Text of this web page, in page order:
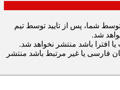
شما، پس از تایید توسط تیم
شد.
افترا باشد منتشر نخواهد شد.
فارسی یا غیر مرتبط باشد منتشر